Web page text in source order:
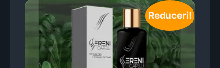
Reduceri!